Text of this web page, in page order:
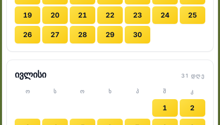
19 20 21 22 23 24 25
26 27 28 29 30
ივლისი 31 ᲓᲦᲔ
Ო Ს Ო Ხ Პ Შ Კ
1 2